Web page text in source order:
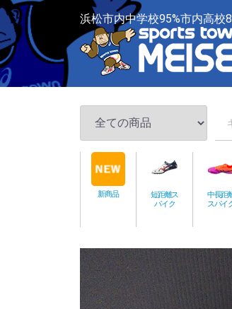
浜松市内中学校95%市内高校
新商品
短距離ス
パイク
中長距
スパイ